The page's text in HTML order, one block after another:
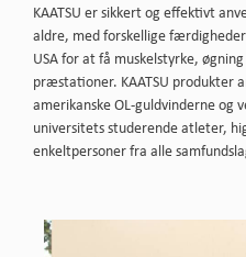
KAATSU er sikkert og effektivt
aldre, med forskellige
USA for at få muskelstyrke,
præstationer. KAATSU produkter
amerikanske OL-guldvinderne og
universitets studerende atleter,
enkeltpersoner fra alle